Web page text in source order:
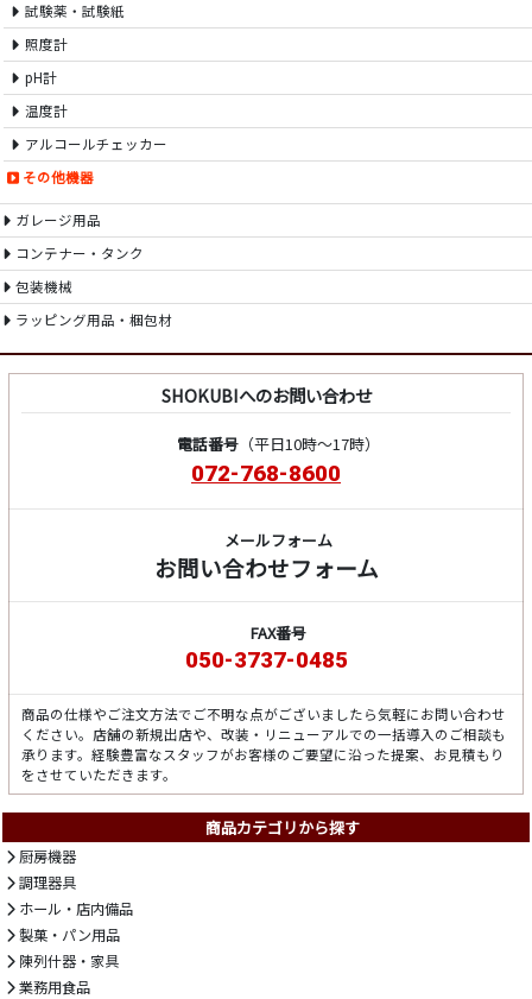
試験薬・試験紙
照度計
pH計
温度計
アルコールチェッカー
その他機器
ガレージ用品
コンテナー・タンク
包装機械
ラッピング用品・梱包材
SHOKUBIへのお問い合わせ
電話番号（平日10時～17時）
072-768-8600
メールフォーム
お問い合わせフォーム
FAX番号
050-3737-0485
商品の仕様やご注文方法でご不明な点がございましたら気軽にお問い合わせ
ください。店舗の新規出店や、改装・リニューアルでの一括導入のご相談も
承ります。経験豊富なスタッフがお客様のご要望に沿った提案、お見積もり
をさせていただきます。
商品カテゴリから探す
厨房機器
調理器具
ホール・店内備品
製菓・パン用品
陳列什器・家具
業務用食品